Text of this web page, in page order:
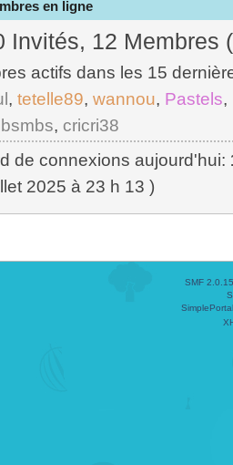
en ligne
Invités, 12 Membres
actifs dans les 15
,tetelle89,wannou, Pastels,
, cricri38
de connexions aujourd'hui:
2025 à 23 h 13 )
SMF 2.0.15